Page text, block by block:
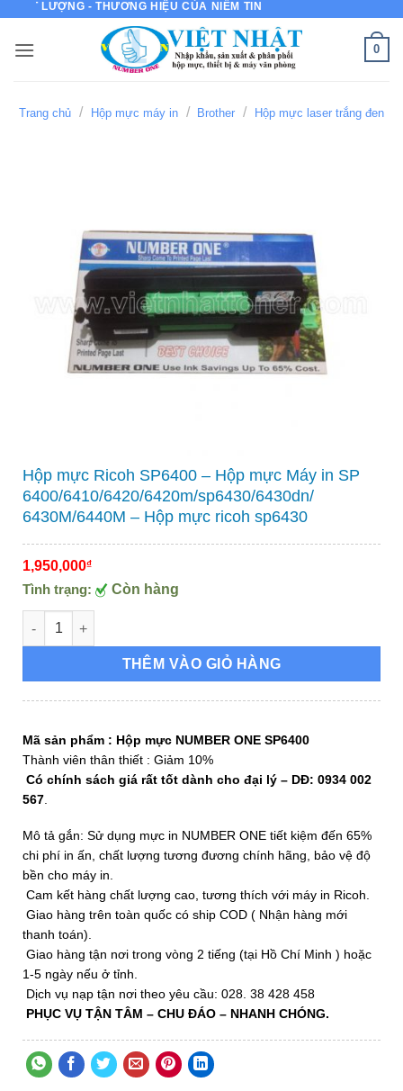
nội
LƯỢNG - THƯƠNG HIỆU CỦA NIỀM TIN
0
Trang chủ / Hộp mực máy in / Brother / Hộp mực laser trắng đen
Hộp mực Ricoh SP6400 – Hộp mực Máy in SP
6400/6410/6420/6420m/sp6430/6430dn/
6430M/6440M – Hộp mực ricoh sp6430
1,950,000₫
Tình trạng: Còn hàng
Hộp mực Ricoh SP6400 - Hộp mực Máy in SP 6400/6410/
THÊM VÀO GIỎ HÀNG
Mã sản phẩm : Hộp mực NUMBER ONE SP6400
Thành viên thân thiết : Giảm 10%
Có chính sách giá rất tốt dành cho đại lý – DĐ: 0934 002
567
Mô tả gắn: Sử dụng mực in NUMBER ONE tiết kiệm đến 65%
chi phí in ấn, chất lượng tương đương chính hãng, bảo vệ độ
bền cho máy in.
Cam kết hàng chất lượng cao, tương thích với máy in Ricoh.
Giao hàng trên toàn quốc có ship COD ( Nhận hàng mới
thanh toán).
Giao hàng tận nơi trong vòng 2 tiếng (tại Hồ Chí Minh ) hoặc
1-5 ngày nếu ở tỉnh.
Dịch vụ nạp tận nơi theo yêu cầu: 028. 38 428 458
PHỤC VỤ TẬN TÂM – CHU ĐÁO – NHANH CHÓNG.